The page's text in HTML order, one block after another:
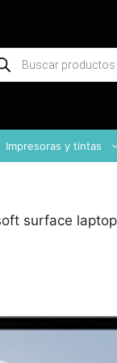
Impresoras y tintas
surface